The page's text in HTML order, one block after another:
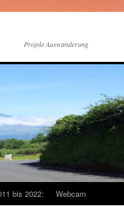
Projekt Auswanderung
bis 2022: Webcam